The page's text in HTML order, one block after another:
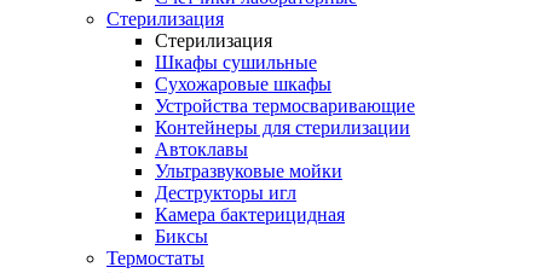
Стерилизация
Стерилизация
Шкафы сушильные
Сухожаровые шкафы
Устройства термосваривающие
Контейнеры для стерилизации
Автоклавы
Ультразвуковые мойки
Деструкторы игл
Камера бактерицидная
Биксы
Термостаты